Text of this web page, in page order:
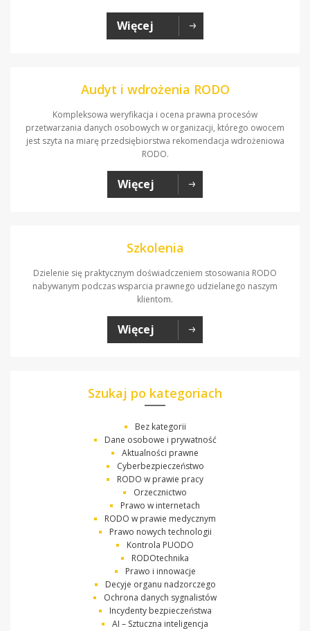
Więcej
Audyt i wdrożenia RODO
Kompleksowa weryfikacja i ocena prawna procesów
przetwarzania danych osobowych w organizacji, którego owocem
jest szyta na miarę przedsiębiorstwa rekomendacja wdrożeniowa
RODO.
Więcej
Szkolenia
Dzielenie się praktycznym doświadczeniem stosowania RODO
nabywanym podczas wsparcia prawnego udzielanego naszym
klientom.
Więcej
Szukaj po kategoriach
Bez kategorii
Dane osobowe i prywatność
Aktualności prawne
Cyberbezpieczeństwo
RODO w prawie pracy
Orzecznictwo
Prawo w internetach
RODO w prawie medycznym
Prawo nowych technologii
Kontrola PUODO
RODOtechnika
Prawo i innowacje
Decyje organu nadzorczego
Ochrona danych sygnalistów
Incydenty bezpieczeństwa
AI – Sztuczna inteligencja